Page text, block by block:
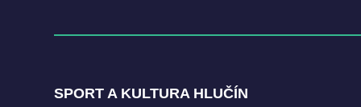
SPORT A KULTURA HLUČÍN